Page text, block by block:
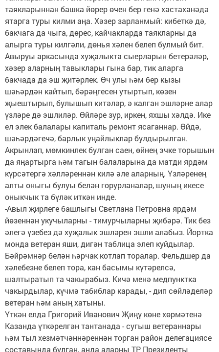
таякларыннан башка йөрер өчен бер генә хастаханәдә
ятарга туры килми аңа. Хәзер зарланмый: кибеткә дә,
бакчага да чыга, дөрес, кайчакларда таякларны да
алырга туры килгәли, дөнья хәлен белеп булмый бит.
Авыруы аркасында хуҗалыкта сыерларын бетерәләр,
хәзер аларның тавыклары гына бар, тик аларга
бакчада да эш җитәрлек. Өч улы һәм бер кызы
шәһәрдән кайтып, бәрәңгесен утыртып, көзен
җыештырып, булышып китәләр, ә калган эшләрне алар
үзләре дә эшлиләр. Өйләре зур, иркен, яхшы хәлдә. Ике
ел элек балалары капиталь ремонт ясаганнар. Өйдә,
шәһәрдәгечә, барлык уңайлыклар булдырылган.
Акрынлап, мөмкинлек булган саен, өйнең эчке торышын
да яңартырга һәм тагын балаларына да матди ярдәм
күрсәтергә хәлләреннән килә әле аларның. Үзләренең
алты оныгы булуы белән горурланалар, шуның икесе
оныкчык та бүләк иткән инде.
-Авыл җирлеге башлыгы Светлана Петровна ярдәм
йөзеннән укучыларны - тимурчыларны җибәрә. Тик без
әлегә үзебез дә хуҗалык эшләрен эшли алабыз. Йортка
монда ветеран яши, дигән таблица элеп куйдылар.
Бәйрәмнәр белән һәрчак котлап торалар. Фельдшер да
хәлебезне белеп тора, кан басымы күтәрелсә,
шалтыратып та чакырабыз. Кичә менә медпунктка
чакырдылар, күчмә табиблар карады, - дип сөйләделәр
ветеран һәм аның хатыны.
Үткән елда Григорий Иванович Җиңү көне хөрмәтенә
Казанда үткәрелгән тантанада - сугыш ветераннары
һәм тыл хезмәтчәннәреннән торган район делегациясе
составында булган, анда аларны ТР Президенты